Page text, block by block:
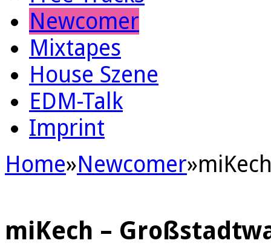
Newcomer
Mixtapes
House Szene
EDM-Talk
Imprint
Home»Newcomer»
miKech –